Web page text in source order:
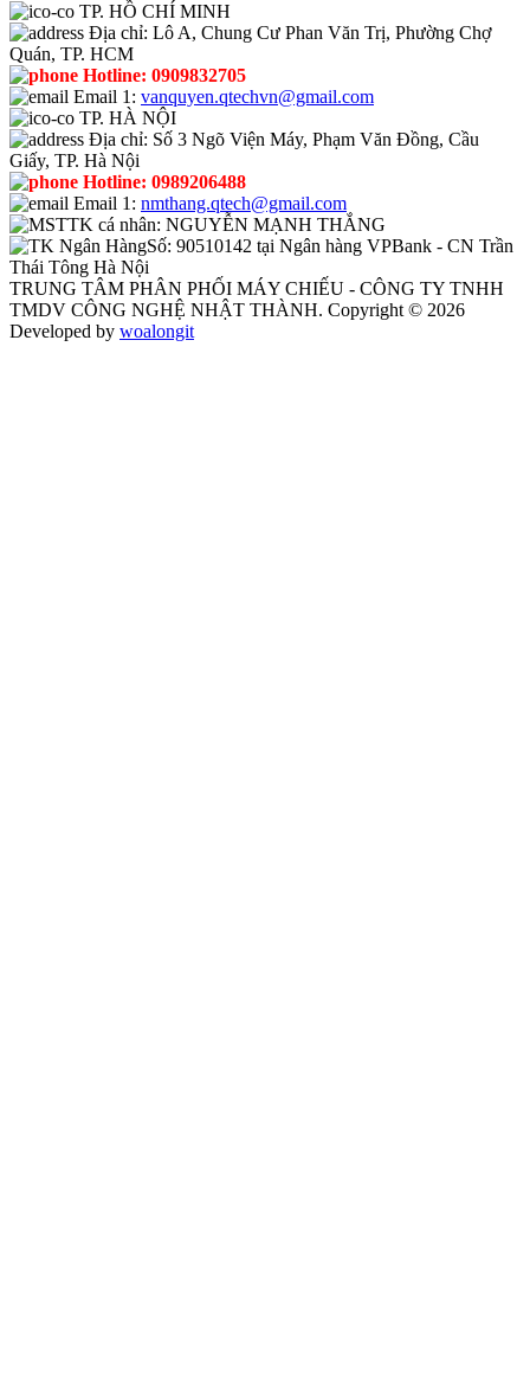
TP. HỒ CHÍ MINH
Địa chỉ: Lô A, Chung Cư Phan Văn Trị, Phường Chợ
Quán, TP. HCM
Hotline: 0909832705
Email 1: vanquyen.qtechvn@gmail.com
TP. HÀ NỘI
Địa chỉ: Số 3 Ngõ Viện Máy, Phạm Văn Đồng, Cầu
Giấy, TP. Hà Nội
Hotline: 0989206488
Email 1: nmthang.qtech@gmail.com
TK cá nhân: NGUYỄN MẠNH THẮNG
Số: 90510142 tại Ngân hàng VPBank - CN Trần
Thái Tông Hà Nội
TRUNG TÂM PHÂN PHỐI MÁY CHIẾU - CÔNG TY TNHH
TMDV CÔNG NGHỆ NHẬT THÀNH. Copyright © 2026
Developed by woalongit